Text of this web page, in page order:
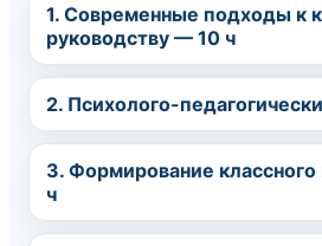
1. Современные подходы к
руководству — 10 ч
2. Психолого-
3. Формирование
ч